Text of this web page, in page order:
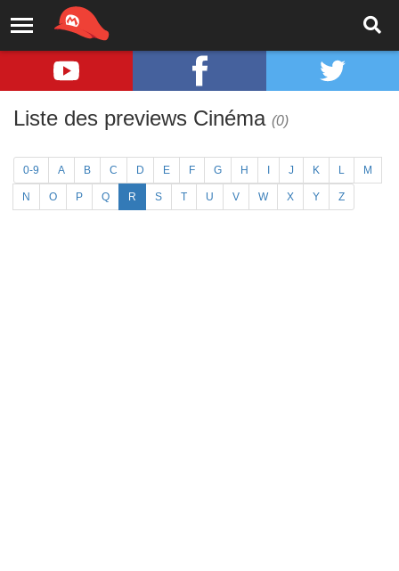
Liste des previews Cinéma (0)
0-9 A B C D E F G H J K L M
N O P Q R S T U V W X Y Z